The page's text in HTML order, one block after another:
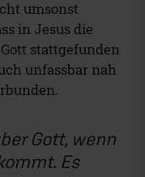
umsonst
in Jesus die
stattgefunden
unfassbar nah
Gott, wenn
Es